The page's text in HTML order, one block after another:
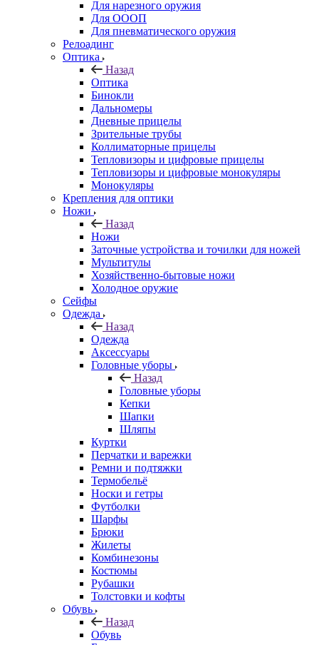
Для нарезного оружия
Для ОООП
Для пневматического оружия
Релоадинг
Оптика
Назад
Оптика
Бинокли
Дальномеры
Дневные прицелы
Зрительные трубы
Коллиматорные прицелы
Тепловизоры и цифровые прицелы
Тепловизоры и цифровые монокуляры
Монокуляры
Крепления для оптики
Ножи
Назад
Ножи
Заточные устройства и точилки для ножей
Мультитулы
Хозяйственно-бытовые ножи
Холодное оружие
Сейфы
Одежда
Назад
Одежда
Аксессуары
Головные уборы
Назад
Головные уборы
Кепки
Шапки
Шляпы
Куртки
Перчатки и варежки
Ремни и подтяжки
Термобельё
Носки и гетры
Футболки
Шарфы
Брюки
Жилеты
Комбинезоны
Костюмы
Рубашки
Толстовки и кофты
Обувь
Назад
Обувь